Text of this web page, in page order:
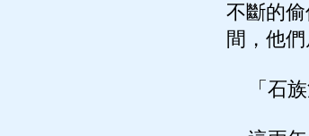
不斷的
間，他
「石族